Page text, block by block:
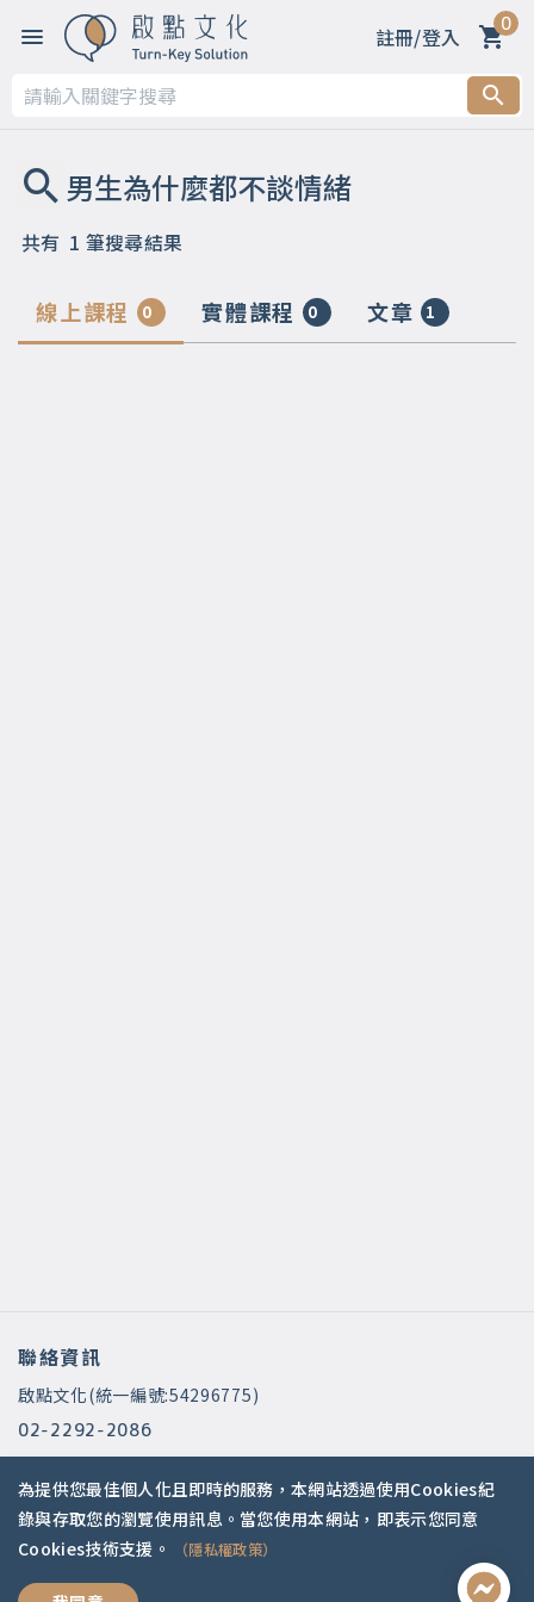
註冊/登入 0
共有 1 筆搜尋結果
線上課程 0 實體課程 0 文章 1
聯絡資訊
啟點文化(統一編號:54296775)
02-2292-2086
service@koob.com.tw
服務時間
週一至週五 10:00-18:00
國定假日公休
為提供您最佳個人化且即時的服務，本網站透過使用Cookies紀
錄與存取您的瀏覽使用訊息。當您使用本網站，即表示您同意
Cookies技術支援。
（隱私權政策）